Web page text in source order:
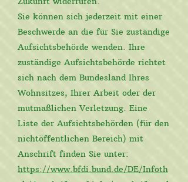
Sie können sich jederzeit mit einer
Beschwerde an die für Sie zuständige
Aufsichtsbehörde wenden. Ihre
zuständige Aufsichtsbehörde richtet
sich nach dem Bundesland Ihres
Wohnsitzes, Ihrer Arbeit oder der
mutmaßlichen Verletzung. Eine
Liste der Aufsichtsbehörden (für den
nichtöffentlichen Bereich) mit
Anschrift finden Sie unter:
https://www.bfdi.bund.de/DE/Infoth